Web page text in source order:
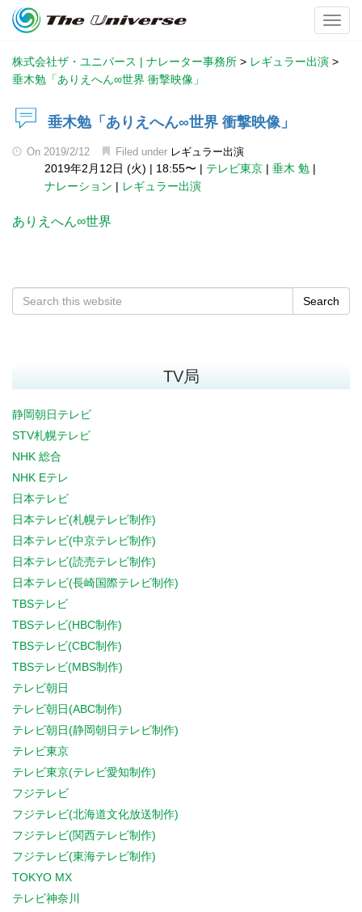
株式会社ザ・ユニバース | ナレーター事務所 > レギュラー出演 >
垂木勉「ありえへん∞世界 衝撃映像」
垂木勉「ありえへん∞世界 衝撃映像」
On 2019/2/12 Filed under レギュラー出演
2019年2月12日 (火) | 18:55〜 | テレビ東京 | 垂木 勉 |
ナレーション | レギュラー出演
ありえへん∞世界
Search
TV局
静岡朝日テレビ
STV札幌テレビ
NHK 総合
NHK Eテレ
日本テレビ
日本テレビ(札幌テレビ制作)
日本テレビ(中京テレビ制作)
日本テレビ(読売テレビ制作)
日本テレビ(長崎国際テレビ制作)
TBSテレビ
TBSテレビ(HBC制作)
TBSテレビ(CBC制作)
TBSテレビ(MBS制作)
テレビ朝日
テレビ朝日(ABC制作)
テレビ朝日(静岡朝日テレビ制作)
テレビ東京
テレビ東京(テレビ愛知制作)
フジテレビ
フジテレビ(北海道文化放送制作)
フジテレビ(関西テレビ制作)
フジテレビ(東海テレビ制作)
TOKYO MX
テレビ神奈川